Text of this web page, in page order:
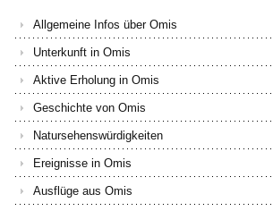
Allgemeine Infos über Omis
Unterkunft in Omis
Aktive Erholung in Omis
Geschichte von Omis
Natursehenswürdigkeiten
Ereignisse in Omis
Ausflüge aus Omis